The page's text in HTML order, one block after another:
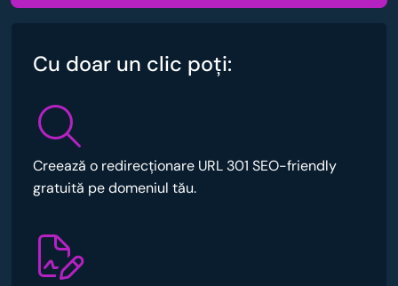
Cu doar un clic poţi:
Creează o redirecționare URL 301 SEO-friendly
gratuită pe domeniul tău.